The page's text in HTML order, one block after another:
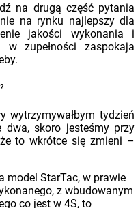
na drugą część pytania
na rynku najlepszy dla
jakości wykonania i
zupełności zaspokaja
wytrzymywałbym tydzień
dwa, skoro jesteśmy przy
to wkrótce się zmieni –
model StarTac, w prawie
z wbudowanym
co jest w 4S, to